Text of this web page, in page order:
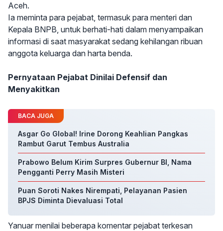
Aceh.
Ia meminta para pejabat, termasuk para menteri dan
Kepala BNPB, untuk berhati-hati dalam menyampaikan
informasi di saat masyarakat sedang kehilangan ribuan
anggota keluarga dan harta benda.
Pernyataan Pejabat Dinilai Defensif dan
Menyakitkan
BACA JUGA
Asgar Go Global! Irine Dorong Keahlian Pangkas
Rambut Garut Tembus Australia
Prabowo Belum Kirim Surpres Gubernur BI, Nama
Pengganti Perry Masih Misteri
Puan Soroti Nakes Nirempati, Pelayanan Pasien
BPJS Diminta Dievaluasi Total
Yanuar menilai beberapa komentar pejabat terkesan